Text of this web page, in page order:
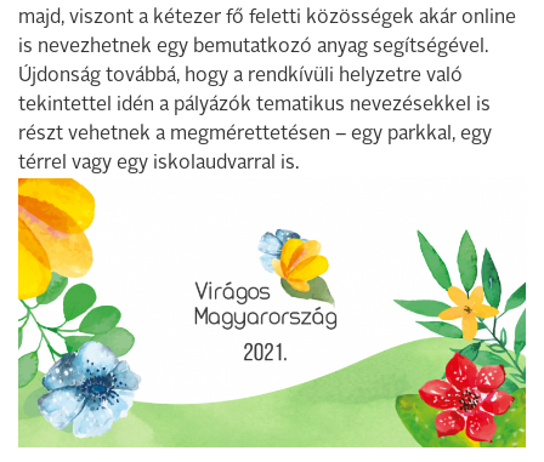
majd, viszont a kétezer fő feletti közösségek akár online
is nevezhetnek egy bemutatkozó anyag segítségével.
Újdonság továbbá, hogy a rendkívüli helyzetre való
tekintettel idén a pályázók tematikus nevezésekkel is
részt vehetnek a megmérettetésen – egy parkkal, egy
térrel vagy egy iskolaudvarral is.